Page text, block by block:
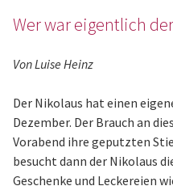
Wer war eigentlich
Von Luise Heinz
Der Nikolaus hat einen
Dezember. Der Brauch an
Vorabend ihre geputzten
besucht dann der Nikolaus
Geschenke und Leckereien